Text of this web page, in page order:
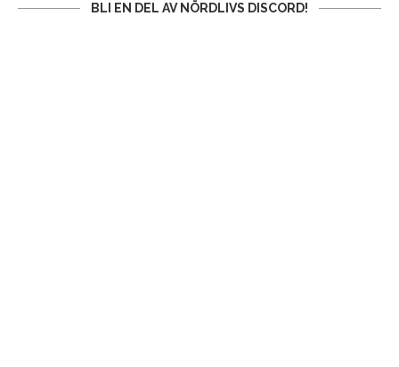
BLI EN DEL AV NÖRDLIVS DISCORD!